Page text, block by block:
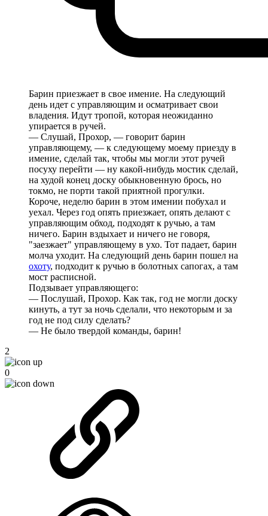
Барин приезжает в свое имение. На следующий
день идет с управляющим и осматривает свои
владения. Идут тропой, которая неожиданно
упирается в ручей.
— Слушай, Прохор, — говорит барин
управляющему, — к следующему моему приезду в
имение, сделай так, чтобы мы могли этот ручей
посуху перейти — ну какой-нибудь мостик сделай,
на худой конец доску обыкновенную брось, но
токмо, не порти такой приятной прогулки.
Короче, неделю барин в этом имении побухал и
уехал. Через год опять приезжает, опять делают с
управляющим обход, подходят к ручью, а там
ничего. Барин вздыхает и ничего не говоря,
"заезжает" управляющему в ухо. Тот падает, барин
молча уходит. На следующий день барин пошел на
охоту, подходит к ручью в болотных сапогах, а там
мост расписной.
Подзывает управляющего:
— Послушай, Прохор. Как так, год не могли доску
кинуть, а тут за ночь сделали, что некоторым и за
год не под силу сделать?
— Не было твердой команды, барин!
2
0